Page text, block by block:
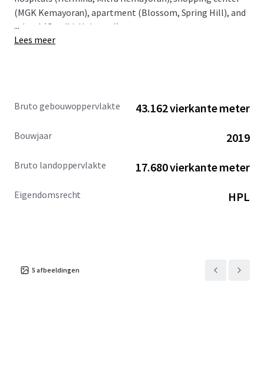
(MGK Kemayoran), apartment (Blossom, Spring Hill), and
school (Gandhi, Universal).
...
Lees meer
Bruto gebouwoppervlakte 43.162 vierkante meter
Bouwjaar 2019
Bruto landoppervlakte 17.680 vierkante meter
Eigendomsrecht HPL
5 afbeeldingen